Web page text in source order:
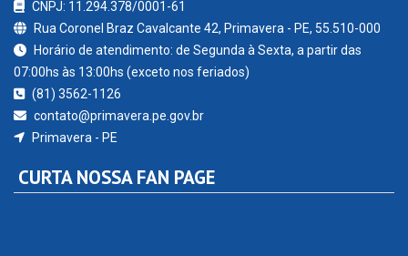
CNPJ: 11.294.378/0001-61
Rua Coronel Braz Cavalcante 42, Primavera - PE, 55.510-000
Horário de atendimento: de Segunda à Sexta, a partir das
07:00hs às 13:00hs (exceto nos feriados)
(81) 3562-1126
contato@primavera.pe.gov.br
Primavera - PE
CURTA NOSSA FAN PAGE